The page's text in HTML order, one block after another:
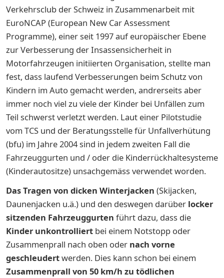
Verkehrsclub der Schweiz in Zusammenarbeit mit
EuroNCAP (European New Car Assessment
Programme), einer seit 1997 auf europäischer Ebene
zur Verbesserung der Insassensicherheit in
Motorfahrzeugen initiierten Organisation, stellte man
fest, dass laufend Verbesserungen beim Schutz von
Kindern im Auto gemacht werden, andrerseits aber
immer noch viel zu viele der Kinder bei Unfällen zum
Teil schwerst verletzt werden. Laut einer Pilotstudie
vom TCS und der Beratungsstelle für Unfallverhütung
(bfu) im Jahre 2004 sind in jedem zweiten Fall die
Fahrzeuggurten und / oder die Kinderrückhaltesysteme
(Kinderautositze) unsachgemäss verwendet worden.
Das Tragen von dicken Winterjacken (Skijacken,
Daunenjacken u.ä.) und den deswegen darüber locker
sitzenden Fahrzeuggurten führt dazu, dass die
Kinder unkontrolliert bei einem Notstopp oder
Zusammenprall nach oben oder nach vorne
geschleudertwerden. Dies kann schon bei einem
Zusammenprall von 50 km/h zu tödlichen